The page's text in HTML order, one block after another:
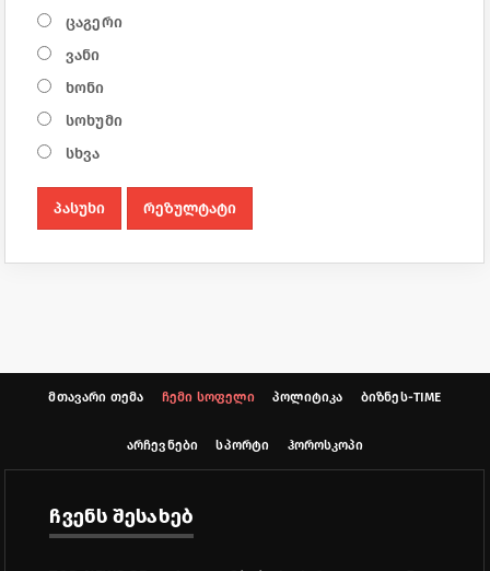
ცაგერი
ვანი
ხონი
სოხუმი
სხვა
პასუხი რეზულტატი
მთავარი თემა ჩემი სოფელი პოლიტიკა ბიზნეს-TIME
არჩევნები სპორტი ჰოროსკოპი
ჩვენს შესახებ